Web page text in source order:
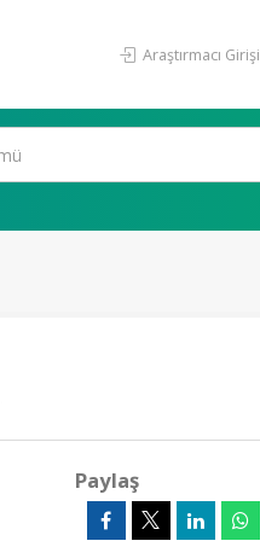
Araştırmacı Girişi
Paylaş